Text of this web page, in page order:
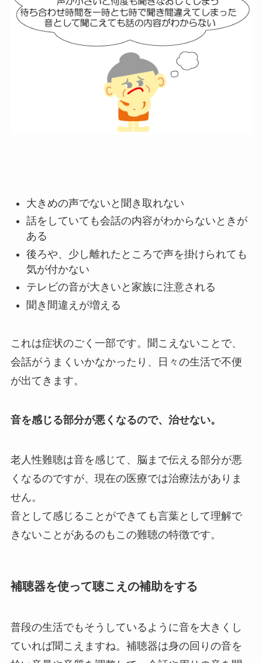
大きめの声でないと聞き取れない
話をしていても会話の内容がわからないときが
ある
後ろや、少し離れたところで声を掛けられても
気が付かない
テレビの音が大きいと家族に注意される
聞き間違えが増える
これは症状のごく一部です。聞こえないことで、
会話がうまくいかなかったり、日々の生活で不便
が出てきます。
音を感じる部分が悪くなるので、治せない。
老人性難聴は音を感じて、脳まで伝える部分が悪
くなるのですが、現在の医療では治療法がありま
せん。
音として感じることができても言葉として理解で
きないことがあるのもこの難聴の特徴です。
補聴器を使って聴こえの補助をする
普段の生活でもそうしているように音を大きくし
ていれば聞こえますね。補聴器は身の回りの音を